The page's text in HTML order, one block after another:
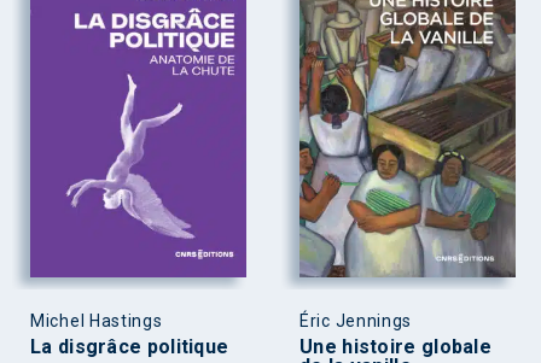
Michel Hastings
La disgrâce politique
Éric Jennings
Une histoire globale